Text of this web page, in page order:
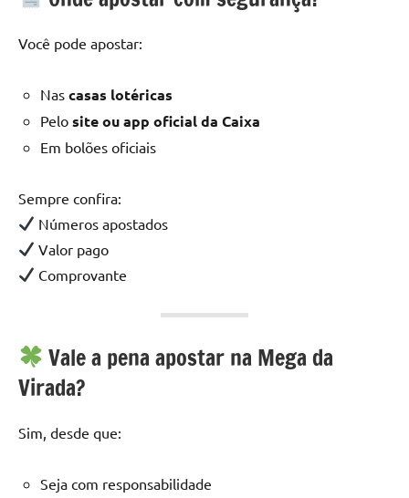
Você pode apostar:
Nas casas lotéricas
Pelo site ou app oficial da Caixa
Em bolões oficiais
Sempre confira:
Números apostados
Valor pago
Comprovante
Vale a pena apostar na Mega da
Virada?
Sim, desde que:
Seja com responsabilidade